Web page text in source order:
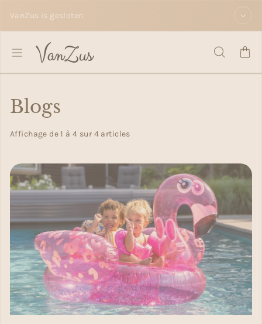
VanZus is gesloten
Blogs
Affichage de 1 à 4 sur 4 articles